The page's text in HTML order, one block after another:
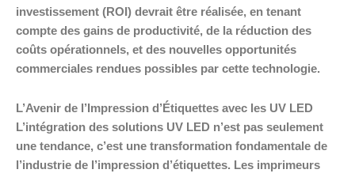
investissement (ROI) devrait être réalisée, en tenant
compte des gains de productivité, de la réduction des
coûts opérationnels, et des nouvelles opportunités
commerciales rendues possibles par cette technologie.
L’Avenir de l’Impression d’Étiquettes avec les UV LED
L’intégration des solutions UV LED n’est pas seulement
une tendance, c’est une transformation fondamentale de
l’industrie de l’impression d’étiquettes. Les imprimeurs